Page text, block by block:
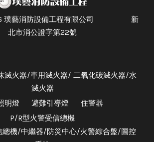
璞藝消防設備工程有限公司 新
北市消公證字第22號
滅火器/車用滅火器/ 二氧化碳滅火器/水
滅火器
明燈
避難引導燈
住警器
P/R型火警受信總機
總機/中繼器/防災中心/火警綜合盤/圖控